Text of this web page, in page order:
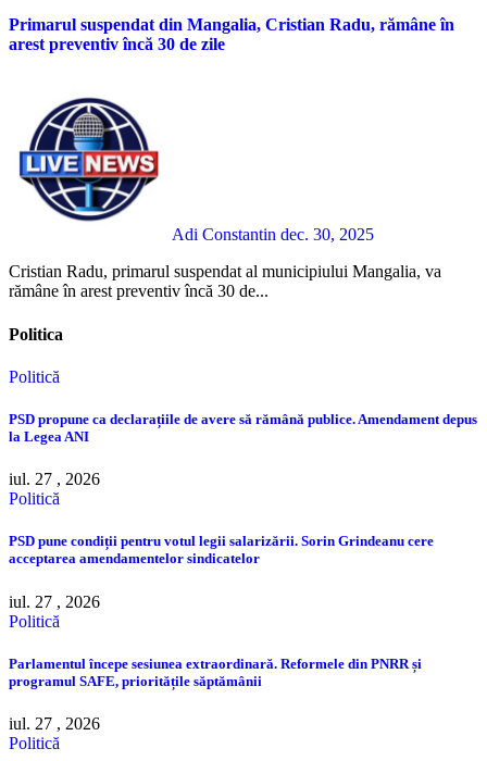
Primarul suspendat din Mangalia, Cristian Radu, rămâne în
arest preventiv încă 30 de zile
Adi Constantin dec. 30, 2025
Cristian Radu, primarul suspendat al municipiului Mangalia, va
rămâne în arest preventiv încă 30 de...
Politica
Politică
PSD propune ca declarațiile de avere să rămână publice. Amendament depus
la Legea ANI
iul. 27 , 2026
Politică
PSD pune condiții pentru votul legii salarizării. Sorin Grindeanu cere
acceptarea amendamentelor sindicatelor
iul. 27 , 2026
Politică
Parlamentul începe sesiunea extraordinară. Reformele din PNRR și
programul SAFE, prioritățile săptămânii
iul. 27 , 2026
Politică